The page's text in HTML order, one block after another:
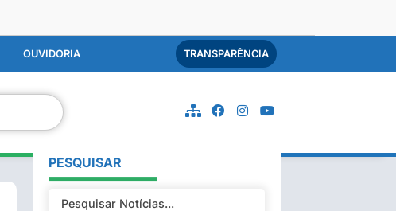
OUVIDORIA TRANSPARÊNCIA
PESQUISAR